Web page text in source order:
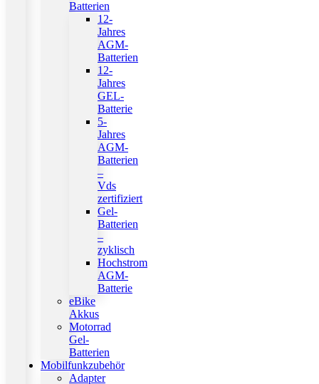
Batterien
12-
Jahres
AGM-
Batterien
12-
Jahres
GEL-
Batterie
5-
Jahres
AGM-
Batterien
–
Vds
zertifiziert
Gel-
Batterien
–
zyklisch
Hochstrom
AGM-
Batterie
eBike
Akkus
Motorrad
Gel-
Batterien
Mobilfunkzubehör
Adapter